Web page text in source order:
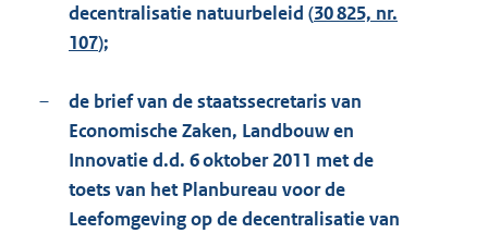
decentralisatie natuurbeleid (30 825, nr.
107);
–
de brief van de staatssecretaris van
Economische Zaken, Landbouw en
Innovatie d.d. 6 oktober 2011 met de
toets van het Planbureau voor de
Leefomgeving op de decentralisatie van